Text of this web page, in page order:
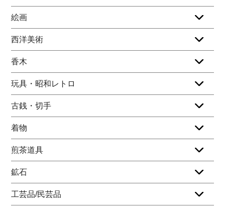
絵画
西洋美術
香木
玩具・昭和レトロ
古銭・切手
着物
煎茶道具
鉱石
工芸品/民芸品